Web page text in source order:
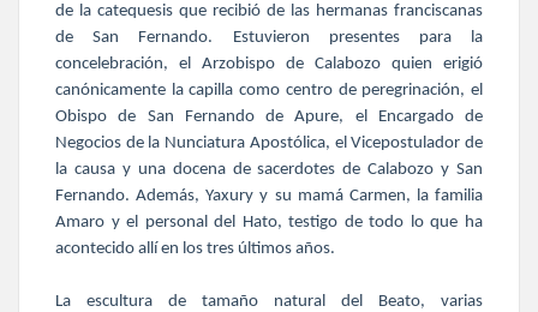
de la catequesis que recibió de las hermanas franciscanas
de San Fernando. Estuvieron presentes para la
concelebración, el Arzobispo de Calabozo quien erigió
canónicamente la capilla como centro de peregrinación, el
Obispo de San Fernando de Apure, el Encargado de
Negocios de la Nunciatura Apostólica, el Vicepostulador de
la causa y una docena de sacerdotes de Calabozo y San
Fernando. Además, Yaxury y su mamá Carmen, la familia
Amaro y el personal del Hato, testigo de todo lo que ha
acontecido allí en los tres últimos años.
La escultura de tamaño natural del Beato, varias